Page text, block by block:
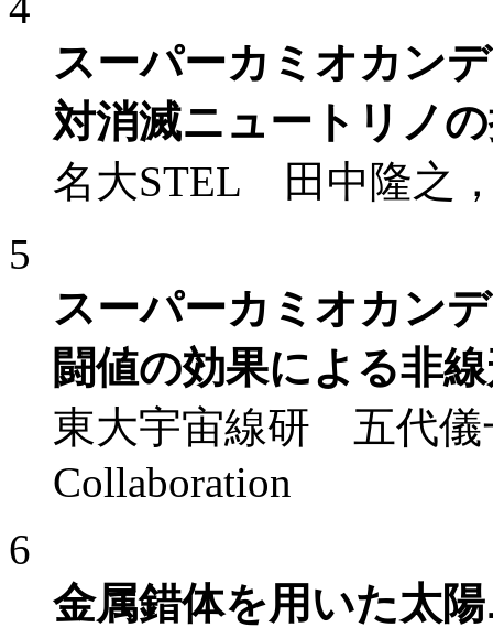
スーパーカミオカン
対消滅ニュートリノ
名大STEL 田中隆之
5
スーパーカミオカン
闘値の効果による非
東大宇宙線研 五代儀
Collaboration
6
金属錯体を用いた太